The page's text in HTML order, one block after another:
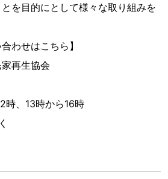
を目的にとして様々な取り組みを
わせはこちら】
再生協会
時、13時から16時